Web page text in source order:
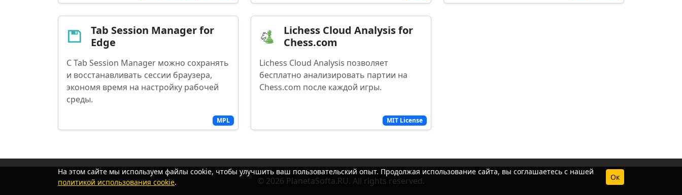
MPL
Tab Session Manager for
Edge
С Tab Session Manager можно сохранять
и восстанавливать сессии браузера,
экономя время на настройку рабочей
среды.
MIT License
Lichess Cloud Analysis for
Chess.com
Lichess Cloud Analysis позволяет
бесплатно анализировать партии на
Chess.com после каждой игры.
© 2026 PlanetaSofta.RU. All rights reserved.
На этом сайте мы используем файлы cookie, чтобы улучшить ваш пользовательский опыт. Продолжая использование сайта, вы соглашаетесь с нашей
политикой использования cookie.
Ок